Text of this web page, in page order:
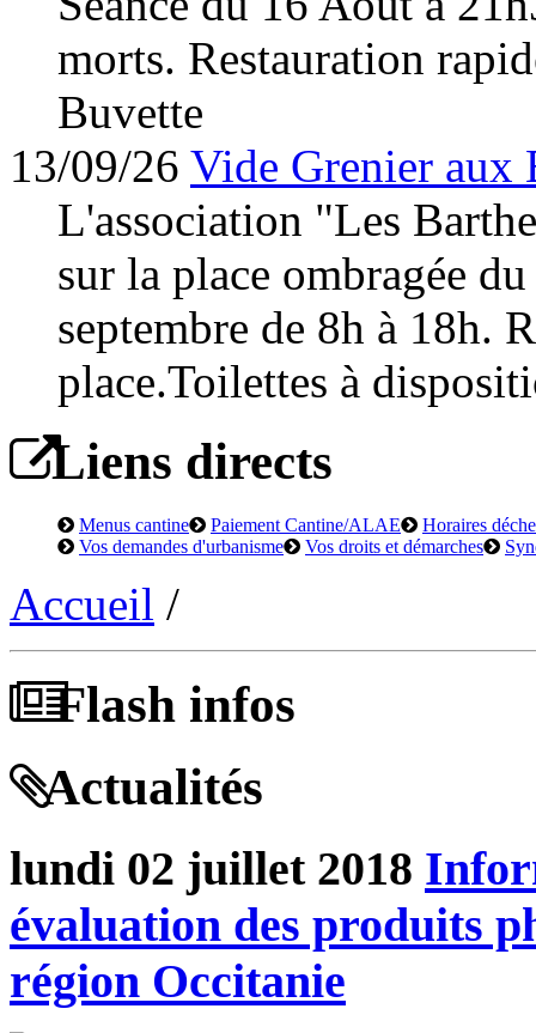
morts. Restauration
Buvette
13/09/26 Vide Grenier aux
L'association "Les
sur la place ombragée
septembre de 8h à 18h.
place.Toilettes à
Liens directs
Menus cantine Paiement Cantine/ALAE
Horaires
Vos demandes d'urbanisme
Vos droits et démarches
Accueil /
Flash infos
Actualités
lundi 02 juillet 2018
évaluation des produits
région Occitanie